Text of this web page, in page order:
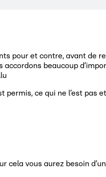
pour et contre, avant de
beaucoup
ce qui ne l’est pas
cela vous aurez besoin